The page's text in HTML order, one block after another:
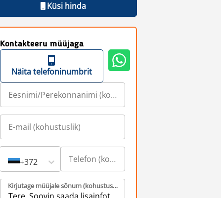
Küsi hinda
Kontakteeru müüjaga
Näita telefoninumbrit
+372
Kirjutage müüjale sõnum (kohustuslik)